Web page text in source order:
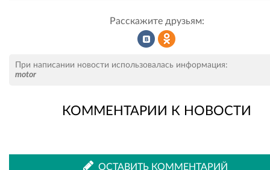
Расскажите друзьям:
во
ВКонтакте
Одноклассниках
При написании новости использовалась информация:
motor
КОММЕНТАРИИ К НОВОСТИ
ОСТАВИТЬ КОММЕНТАРИЙ